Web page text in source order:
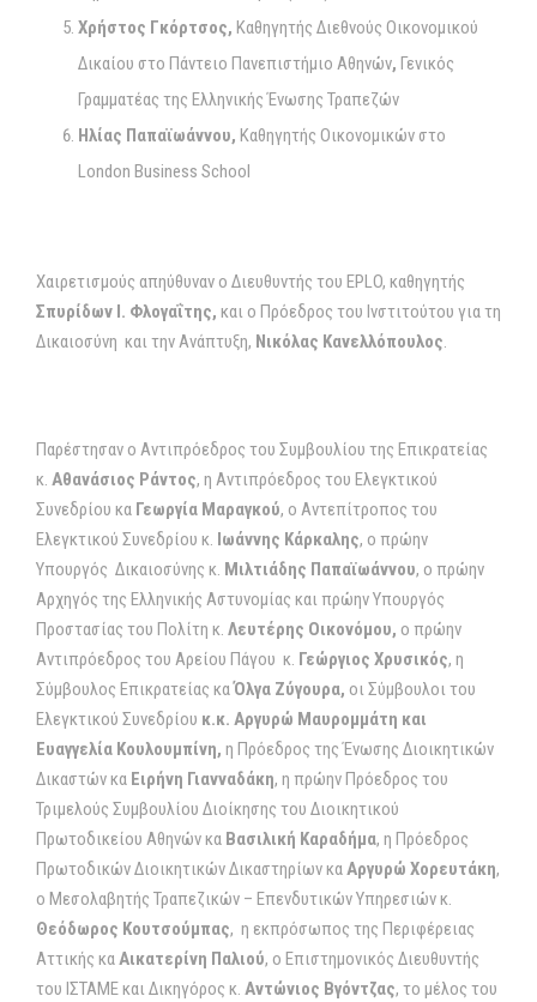
Χρήστος Γκόρτσος, Καθηγητής Διεθνούς Οικονομικού
Δικαίου στο Πάντειο Πανεπιστήμιο Αθηνών, Γενικός
Γραμματέας της Ελληνικής Ένωσης Τραπεζών
Ηλίας Παπαϊωάννου, Καθηγητής Οικονομικών στο
London Business School
Χαιρετισμούς απηύθυναν ο Διευθυντής του EPLO, καθηγητής
Σπυρίδων Ι. Φλογαΐτης, και ο Πρόεδρος του Ινστιτούτου για τη
Δικαιοσύνη και την Ανάπτυξη, Νικόλας Κανελλόπουλος.
Παρέστησαν ο Αντιπρόεδρος του Συμβουλίου της Επικρατείας
κ. Αθανάσιος Ράντος, η Αντιπρόεδρος του Ελεγκτικού
Συνεδρίου κα Γεωργία Μαραγκού, ο Αντεπίτροπος του
Ελεγκτικού Συνεδρίου κ. Ιωάννης Κάρκαλης, ο πρώην
Υπουργός Δικαιοσύνης κ. Μιλτιάδης Παπαϊωάννου, ο πρώην
Αρχηγός της Ελληνικής Αστυνομίας και πρώην Υπουργός
Προστασίας του Πολίτη κ. Λευτέρης Οικονόμου, ο πρώην
Αντιπρόεδρος του Αρείου Πάγου κ. Γεώργιος Χρυσικός, η
Σύμβουλος Επικρατείας καΌλγα Ζύγουρα, οι Σύμβουλοι του
Ελεγκτικού Συνεδρίου κ.κ. Αργυρώ Μαυρομμάτη και
Ευαγγελία Κουλουμπίνη, η Πρόεδρος της Ένωσης Διοικητικών
Δικαστών κα Ειρήνη Γιανναδάκη, η πρώην Πρόεδρος του
Τριμελούς Συμβουλίου Διοίκησης του Διοικητικού
Πρωτοδικείου Αθηνών κα Βασιλική Καραδήμα, η Πρόεδρος
Πρωτοδικών Διοικητικών Δικαστηρίων καΑργυρώ Χορευτάκη,
ο Μεσολαβητής Τραπεζικών – Επενδυτικών Υπηρεσιών κ.
Θεόδωρος Κουτσούμπας, η εκπρόσωπος της Περιφέρειας
Αττικής καΑικατερίνη Παλιού, ο Επιστημονικός Διευθυντής
του ΙΣΤΑΜΕ και Δικηγόρος κ. Αντώνιος Βγόντζας, το μέλος του